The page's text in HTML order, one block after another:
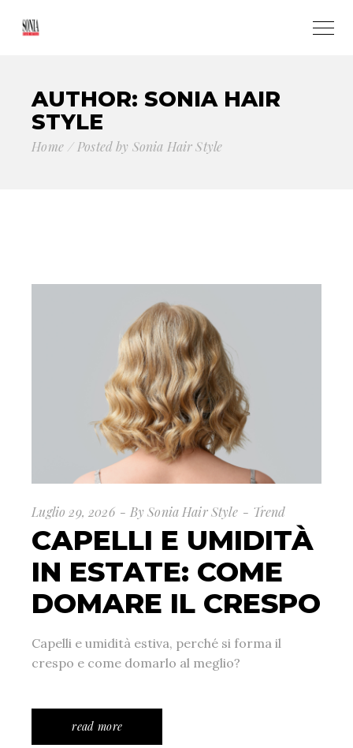
AUTHOR: SONIA HAIR
STYLE
Home Posted by Sonia Hair Style
Luglio 29, 2026 By Sonia Hair Style Trend
CAPELLI E UMIDITÀ
IN ESTATE: COME
DOMARE IL CRESPO
Capelli e umidità estiva, perché si forma il
crespo e come domarlo al meglio?
read more